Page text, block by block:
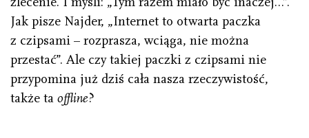
Jak pisze Najder, „Internet to otwarta paczka
z czipsami – rozprasza, wciąga, nie można
przestać”. Ale czy takiej paczki z czipsami nie
przypomina już dziś cała nasza rzeczywistość,
także ta offline?